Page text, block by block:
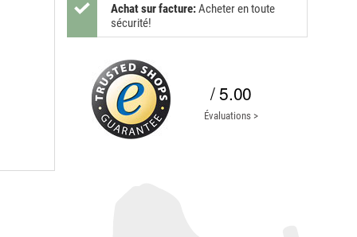
Achat sur facture:Acheter en toute
sécurité!
/ 5.00
Évaluations >